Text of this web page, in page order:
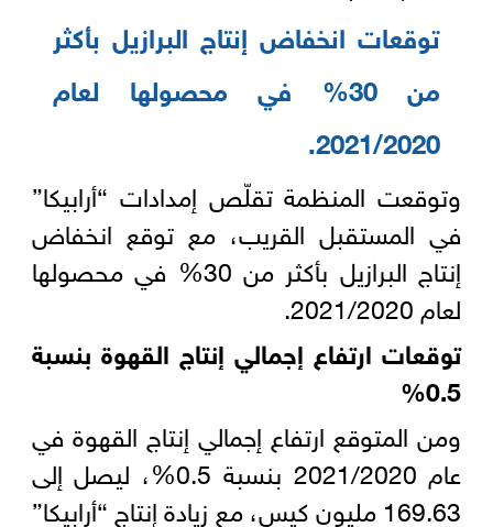
توقعات انخفاض إنتاج البرازيل بأكثر
من 30% في محصولها لعام
2021/2020.
وتوقعت المنظمة تقلّص إمدادات “أرابيكا”
في المستقبل القريب، مع توقع انخفاض
إنتاج البرازيل بأكثر من 30% في محصولها
لعام 2021/2020.
توقعات ارتفاع إجمالي إنتاج القهوة بنسبة
0.5%
ومن المتوقع ارتفاع إجمالي إنتاج القهوة في
عام 2021/2020 بنسبة 0.5%، ليصل إلى
169.63 مليون كيس، مع زيادة إنتاج “أرابيكا”